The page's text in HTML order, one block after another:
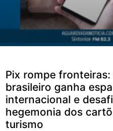
Pix rompe fronteiras:
brasileiro ganha
internacional e
hegemonia dos
turismo